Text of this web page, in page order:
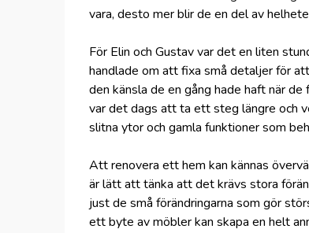
vara, desto mer blir de en del av
För Elin och Gustav var det en liten
handlade om att fixa små detaljer för
den känsla de en gång hade haft när
var det dags att ta ett steg längre och
slitna ytor och gamla funktioner som
Att renovera ett hem kan kännas
är lätt att tänka att det krävs stora
just de små förändringarna som gör
ett byte av möbler kan skapa en helt